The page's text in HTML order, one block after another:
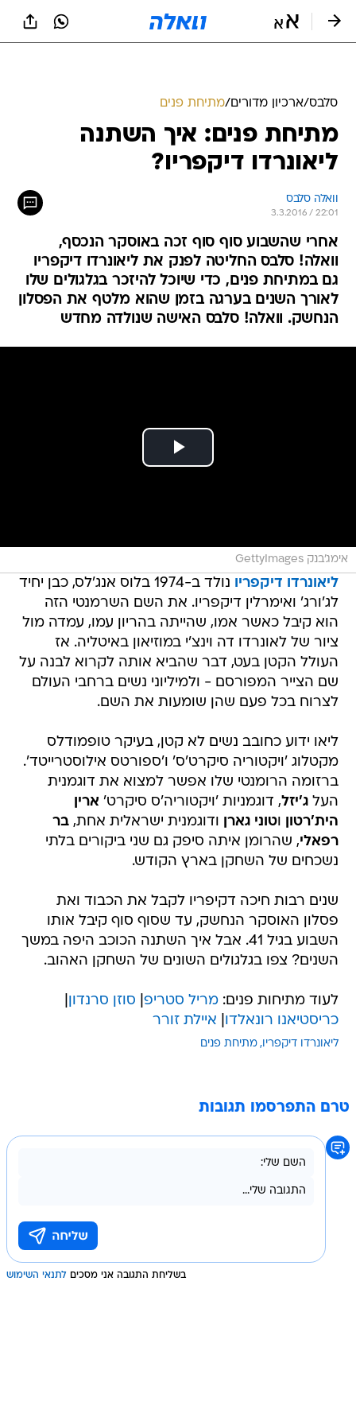
סלבס/ארכיון מדורים/מתיחת פנים
מתיחת פנים: איך השתנה
ליאונרדו דיקפריו?
וואלה סלבס
3.3.2016 / 22:01
אחרי שהשבוע סוף סוף זכה באוסקר הנכסף,
וואלה! סלבס החליטה לפנק את ליאונרדו דיקפריו
גם במתיחת פנים, כדי שיוכל להיזכר בגלגולים שלו
לאורך השנים בערגה בזמן שהוא מלטף את הפסלון
הנחשק. וואלה! סלבס האישה שנולדה מחדש
אימג'בנק GettyImages
ליאונרדו דיקפריו
נולד ב-1974 בלוס אנג'לס, כבן יחיד
לג'ורג' ואימרלין דיקפריו. את השם השרמנטי הזה
הוא קיבל כאשר אמו, שהייתה בהריון עמו, עמדה מול
ציור של לאונרדו דה וינצ'י במוזיאון באיטליה. אז
העולל הקטן בעט, דבר שהביא אותה לקרוא לבנה על
שם הצייר המפורסם - ולמיליוני נשים ברחבי העולם
לצרוח בכל פעם שהן שומעות את השם.
ליאו ידוע כחובב נשים לא קטן, בעיקר טופמודלס
מקטלוג 'ויקטוריה סיקרט'ס' ו'ספורטס אילוסטרייטד'.
ברזומה הרומנטי שלו אפשר למצוא את דוגמנית
העלג'יזל, דוגמניות 'ויקטוריה'ס סיקרט' ארין
הית'רטון וטוני גארן ודוגמנית ישראלית אחת,בר
רפאלי, שהרומן איתה סיפק גם שני ביקורים בלתי
נשכחים של השחקן בארץ הקודש.
שנים רבות חיכה דקיפריו לקבל את הכבוד ואת
פסלון האוסקר הנחשק, עד שסוף סוף קיבל אותו
השבוע בגיל 41. אבל איך השתנה הכוכב היפה במשך
השנים? צפו בגלגולים השונים של השחקן האהוב.
לעוד מתיחות פנים:מריל סטריפ סוזן סרנדון
כריסטיאנו רונאלדו
איילת זורר
ליאונרדו דיקפריו מתיחת פנים
טרם התפרסמו תגובות
בשליחת התגובה אני מסכים לתנאי השימוש